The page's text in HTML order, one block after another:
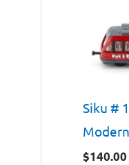
Siku #
$140.00